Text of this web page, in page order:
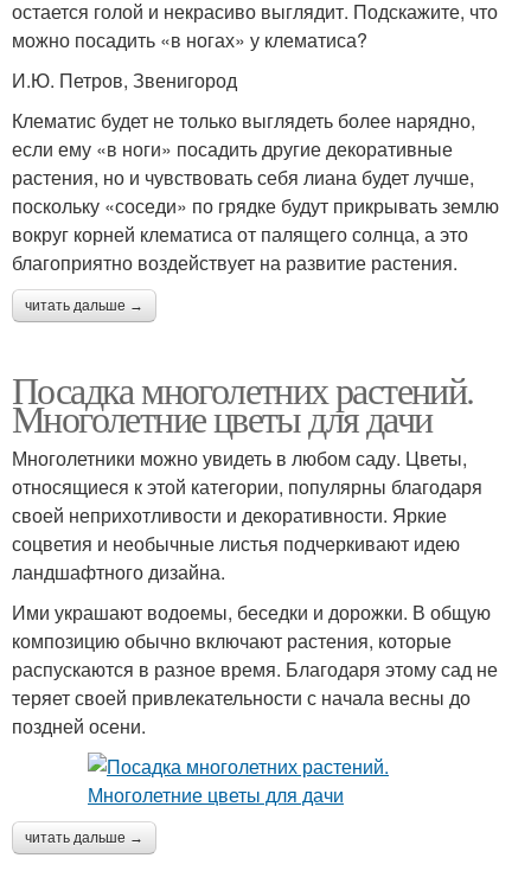
остается голой и некрасиво выглядит. Подскажите, что
можно посадить «в ногах» у клематиса?
И.Ю. Петров, Звенигород
Клематис будет не только выглядеть более нарядно,
если ему «в ноги» посадить другие декоративные
растения, но и чувствовать себя лиана будет лучше,
поскольку «соседи» по грядке будут прикрывать землю
вокруг корней клематиса от палящего солнца, а это
благоприятно воздействует на развитие растения.
читать дальше →
Посадка многолетних растений.
Многолетние цветы для дачи
Многолетники можно увидеть в любом саду. Цветы,
относящиеся к этой категории, популярны благодаря
своей неприхотливости и декоративности. Яркие
соцветия и необычные листья подчеркивают идею
ландшафтного дизайна.
Ими украшают водоемы, беседки и дорожки. В общую
композицию обычно включают растения, которые
распускаются в разное время. Благодаря этому сад не
теряет своей привлекательности с начала весны до
поздней осени.
читать дальше →